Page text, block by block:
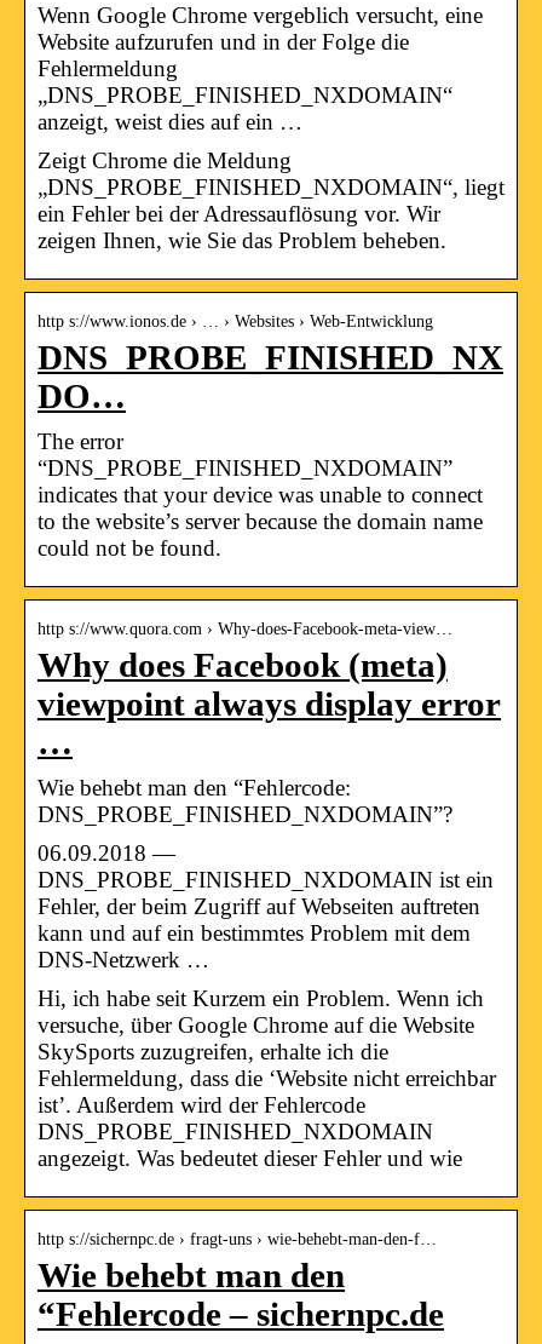
Wenn Google Chrome vergeblich versucht, eine
Website aufzurufen und in der Folge die
Fehlermeldung
„DNS_PROBE_FINISHED_NXDOMAIN“
anzeigt, weist dies auf ein …
Zeigt Chrome die Meldung
„DNS_PROBE_FINISHED_NXDOMAIN“, liegt
ein Fehler bei der Adressauflösung vor. Wir
zeigen Ihnen, wie Sie das Problem beheben.
http s://www.ionos.de › … › Websites › Web-Entwicklung
DNS_PROBE_FINISHED_NX
DO…
The error
“DNS_PROBE_FINISHED_NXDOMAIN”
indicates that your device was unable to connect
to the website’s server because the domain name
could not be found.
http s://www.quora.com › Why-does-Facebook-meta-view…
Why does Facebook (meta)
viewpoint always display error
…
Wie behebt man den “Fehlercode:
DNS_PROBE_FINISHED_NXDOMAIN”?
06.09.2018 —
DNS_PROBE_FINISHED_NXDOMAIN ist ein
Fehler, der beim Zugriff auf Webseiten auftreten
kann und auf ein bestimmtes Problem mit dem
DNS-Netzwerk …
Hi, ich habe seit Kurzem ein Problem. Wenn ich
versuche, über Google Chrome auf die Website
SkySports zuzugreifen, erhalte ich die
Fehlermeldung, dass die ‘Website nicht erreichbar
ist’. Außerdem wird der Fehlercode
DNS_PROBE_FINISHED_NXDOMAIN
angezeigt. Was bedeutet dieser Fehler und wie
http s://sichernpc.de › fragt-uns › wie-behebt-man-den-f…
Wie behebt man den
“Fehlercode – sichernpc.de